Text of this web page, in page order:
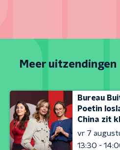
Meer uitzendingen
Bureau
Poetin
China zit
vr 7
13:30 -